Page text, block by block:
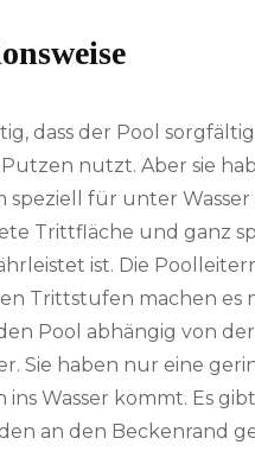
dass der Pool
nutzt. Aber sie
speziell für unter
Trittfläche und ganz
ist. Die
Trittstufen machen es
Pool abhängig von
Sie haben nur eine
ins Wasser kommt. Es
an den Beckenrand